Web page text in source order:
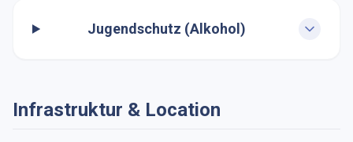
Jugendschutz (Alkohol)
Infrastruktur & Location